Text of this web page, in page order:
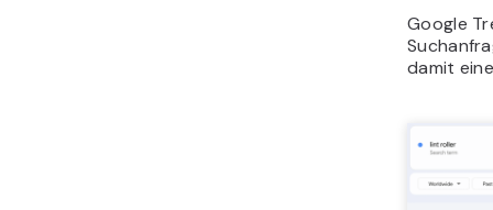
Google
damit